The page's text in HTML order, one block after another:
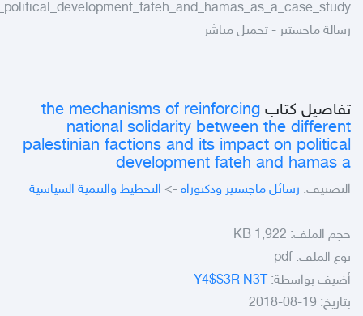
رسالة ماجستير - تحميل مباشر
تفاصيل كتاب the mechanisms of reinforcing
national solidarity between the different
palestinian factions and its impact on political
development fateh and hamas a
التصنيف: رسائل ماجستير ودكتوراه -> التخطيط والتنمية السياسية
حجم الملف: 1,922 KB
نوع الملف: pdf
أضيف بواسطة: Y4$$3R N3T
بتاريخ: 19-08-2018